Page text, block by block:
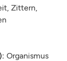
Zittern,
Organismus